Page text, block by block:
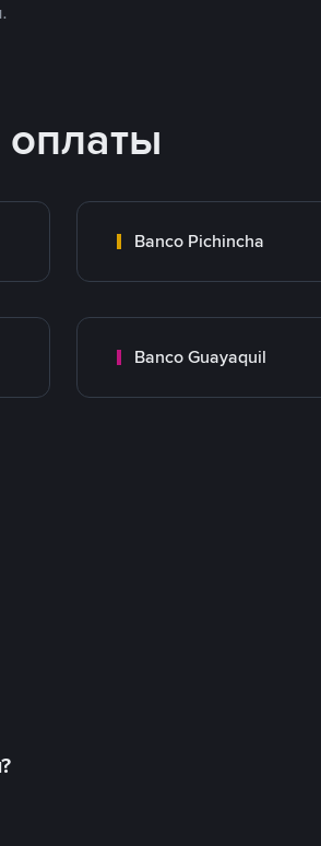
Banco Pichincha
Banco Guayaquil